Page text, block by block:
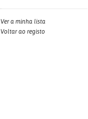
Ver a minha lista
Voltar ao registo